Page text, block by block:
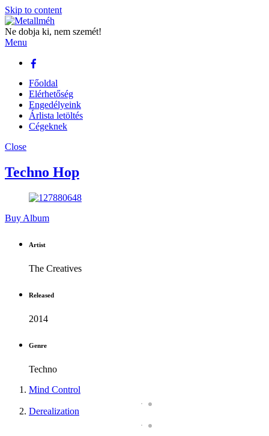
Skip to content
Ne dobja ki, nem szemét!
Menu
Főoldal
Elérhetőség
Engedélyeink
Árlista letöltés
Cégeknek
Close
Techno Hop
Buy Album
Artist
The Creatives
Released
2014
Genre
Techno
Mind Control
Derealization